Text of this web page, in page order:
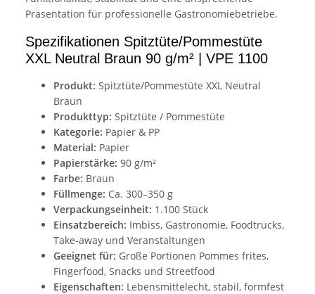
Präsentation für professionelle Gastronomiebetriebe.
Spezifikationen Spitztüte/Pommestüte
XXL Neutral Braun 90 g/m² | VPE 1100
Produkt: Spitztüte/Pommestüte XXL Neutral
Braun
Produkttyp: Spitztüte / Pommestüte
Kategorie: Papier & PP
Material: Papier
Papierstärke: 90 g/m²
Farbe: Braun
Füllmenge: Ca. 300–350 g
Verpackungseinheit: 1.100 Stück
Einsatzbereich: Imbiss, Gastronomie, Foodtrucks,
Take-away und Veranstaltungen
Geeignet für: Große Portionen Pommes frites,
Fingerfood, Snacks und Streetfood
Eigenschaften: Lebensmittelecht, stabil, formfest